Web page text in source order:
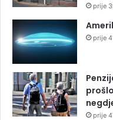
prije
prije
prije